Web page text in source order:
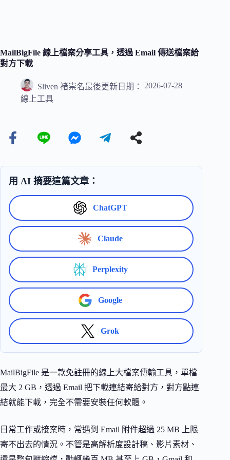
MailBigFile 線上檔案分享工具，透過 Email 傳送檔案給
對方下載
Sliven 褚崇名最後更新日期：
2026-07-28
線上工具
用 AI 摘要這篇文章：
ChatGPT
Claude
Perplexity
Google
Grok
MailBigFile 是一款免註冊的線上大檔案傳輸工具，單檔
最大 2 GB，透過 Email 把下載連結寄給對方，對方點連
結就能下載，完全不需要安裝任何軟體。
日常工作或接案時，常遇到 Email 附件超過 25 MB 上限
寄不出去的情況。不管是高解析度設計稿、影片素材、